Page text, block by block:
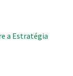
a Estratégia